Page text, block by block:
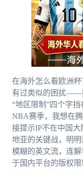
在海外怎么看欧洲
有过类似的困扰——
“地区限制”四个字
NBA赛季，我想在
接提示IP不在中国
地亚的关键战，明
模糊的英文流，连
于国内平台的版权